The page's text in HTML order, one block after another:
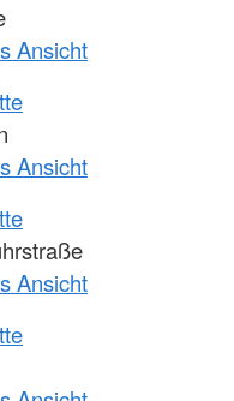
Ansicht
Ansicht
Ansicht